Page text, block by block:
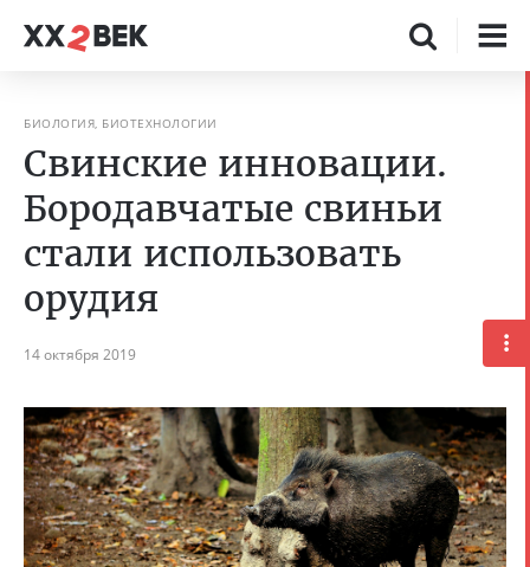
БИОЛОГИЯ, БИОТЕХНОЛОГИИ
Свинские инновации.
Бородавчатые свиньи
стали использовать
орудия
14 октября 2019